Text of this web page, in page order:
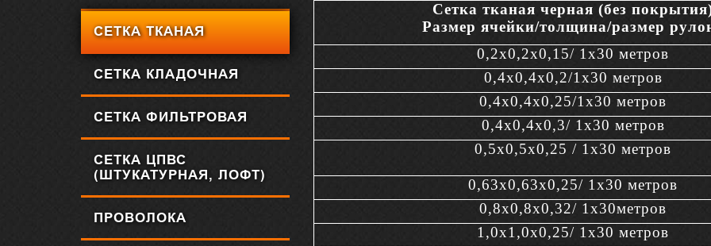
СЕТКА ТКАНАЯ
СЕТКА КЛАДОЧНАЯ
СЕТКА ФИЛЬТРОВАЯ
СЕТКА ЦПВС
(ШТУКАТУРНАЯ, ЛОФТ)
ПРОВОЛОКА
Сетка тканая черная (без
Размер ячейки/толщина/размер
0,2х0,2х0,15/ 1х30 метров
0,4х0,4х0,2/1х30 метров
0,4х0,4х0,25/1х30 метров
0,4х0,4х0,3/ 1х30 метров
0,5х0,5х0,25 / 1х30 метров
0,63х0,63х0,25/ 1х30 метров
0,8х0,8х0,32/ 1х30метров
1,0х1,0х0,25/ 1х30 метров